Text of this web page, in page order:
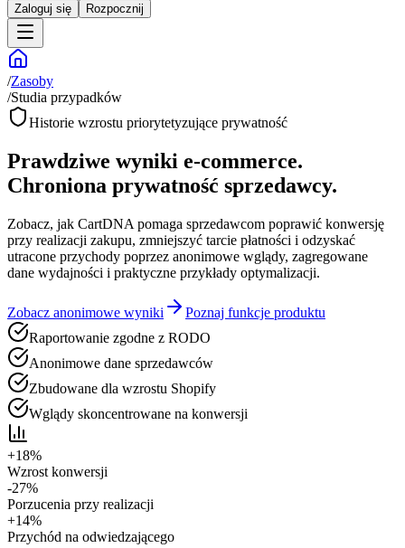
Zaloguj się Rozpocznij
/Zasoby
/Studia przypadków
Historie wzrostu priorytetyzujące prywatność
Prawdziwe wyniki e-commerce.
Chroniona prywatność sprzedawcy.
Zobacz, jak CartDNA pomaga sprzedawcom poprawić konwersję
przy realizacji zakupu, zmniejszyć tarcie płatności i odzyskać
utracone przychody poprzez anonimowe wglądy, zagregowane
dane wydajności i praktyczne przykłady optymalizacji.
Zobacz anonimowe wyniki
Poznaj funkcje produktu
Raportowanie zgodne z RODO
Anonimowe dane sprzedawców
Zbudowane dla wzrostu Shopify
Wglądy skoncentrowane na konwersji
+18%
Wzrost konwersji
-27%
Porzucenia przy realizacji
+14%
Przychód na odwiedzającego